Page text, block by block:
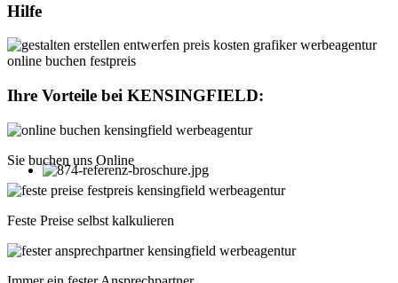
Hilfe
Ihre Vorteile bei KENSINGFIELD:
Sie buchen uns Online
Feste Preise selbst kalkulieren